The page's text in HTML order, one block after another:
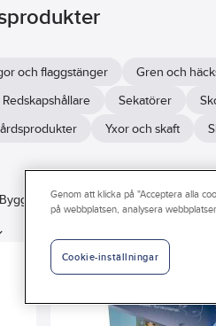
och flaggstänger Gren och
Redskapshållare Sekatörer
Yxor och skaft
Byggvarubedömningen Sunda
Räckvidd
Genom att klicka på "Acceptera alla
på webbplatsen, analysera
Cookie-inställningar